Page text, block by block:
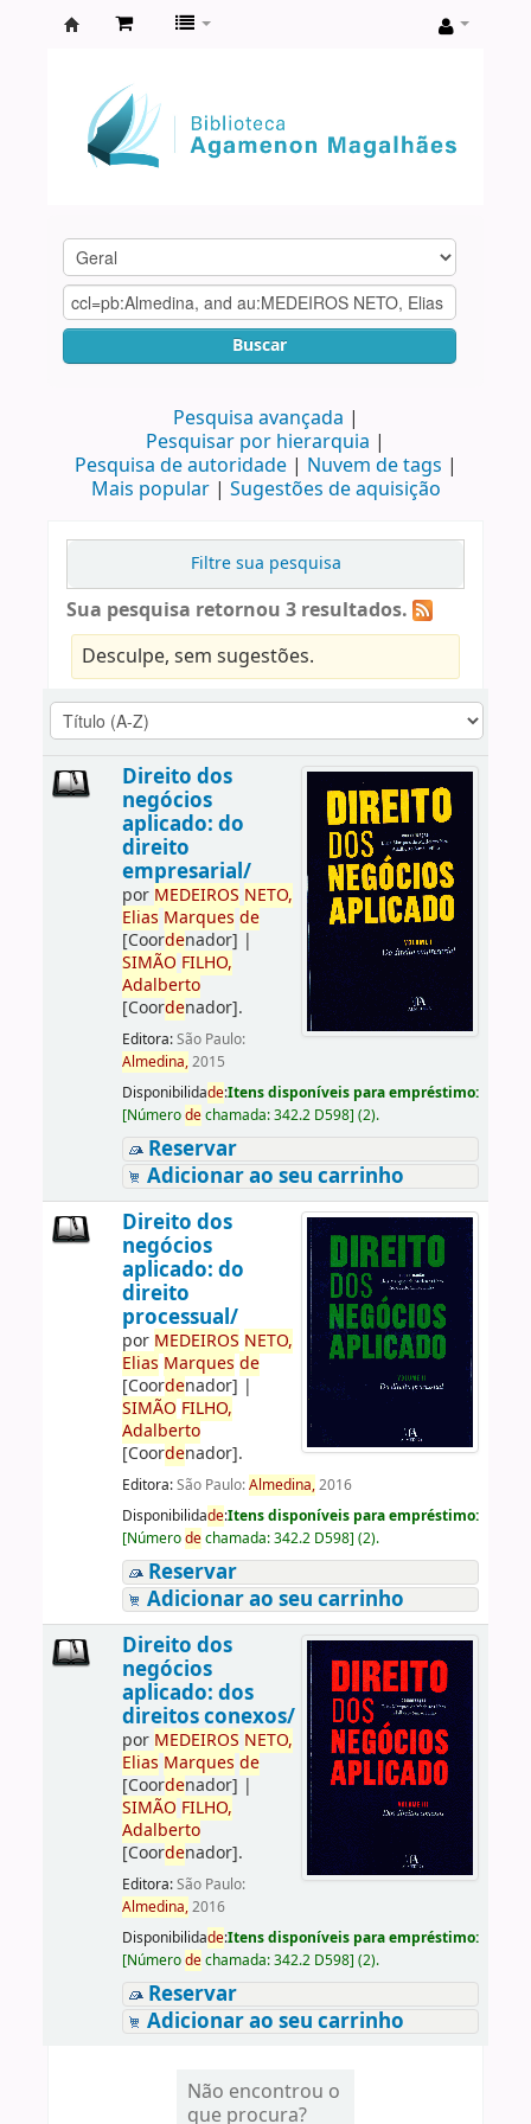
Agamenon
Magalhães
Buscar
Pesquisa avançada
Pesquisar por hierarquia
Pesquisa de autoridade
Nuvem de tags
Mais popular
Sugestões de aquisição
Filtre sua pesquisa
Sua pesquisa retornou 3 resultados.
Desculpe, sem sugestões.
Direito dos
negócios
aplicado: do
direito
empresarial/
por MEDEIROS NETO,
Elias Marques de
[Coordenador] |
SIMÃO FILHO,
Adalberto
[Coordenador].
Editora:São Paulo:
Almedina,2015
Disponibilidade:Itens disponíveis para empréstimo:
[Númerodechamada:342.2 D598] (2).
Reservar
Adicionar ao seu carrinho
Direito dos
negócios
aplicado: do
direito
processual/
por MEDEIROS NETO,
Elias Marques de
[Coordenador] |
SIMÃO FILHO,
Adalberto
[Coordenador].
Editora:São Paulo:Almedina,2016
Disponibilidade:Itens disponíveis para empréstimo:
[Númerodechamada:342.2 D598] (2).
Reservar
Adicionar ao seu carrinho
Direito dos
negócios
aplicado: dos
direitos conexos/
por MEDEIROS NETO,
Elias Marques de
[Coordenador] |
SIMÃO FILHO,
Adalberto
[Coordenador].
Editora:São Paulo:
Almedina,2016
Disponibilidade:Itens disponíveis para empréstimo:
[Númerodechamada:342.2 D598] (2).
Reservar
Adicionar ao seu carrinho
Não encontrou o
que procura?